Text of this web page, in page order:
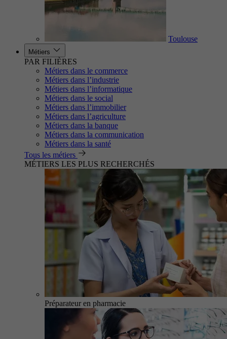
Toulouse
Métiers
PAR FILIÈRES
Métiers dans le commerce
Métiers dans l’industrie
Métiers dans l’informatique
Métiers dans le social
Métiers dans l’immobilier
Métiers dans l’agriculture
Métiers dans la banque
Métiers dans la communication
Métiers dans la santé
Tous les métiers
MÉTIERS LES PLUS RECHERCHÉS
Préparateur en pharmacie